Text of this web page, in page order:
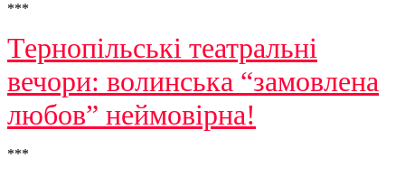
***
Тернопільські театральні
вечори: волинська “замовлена
любов” неймовірна!
***